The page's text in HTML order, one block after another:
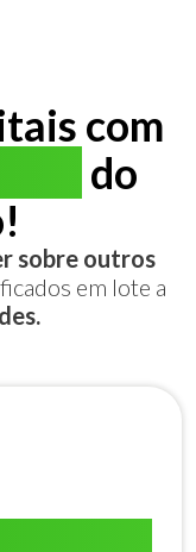
com
do
sobre outros
em lote a